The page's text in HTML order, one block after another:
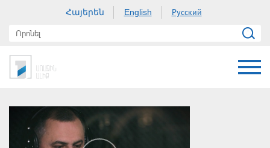
Հայերեն English Русский